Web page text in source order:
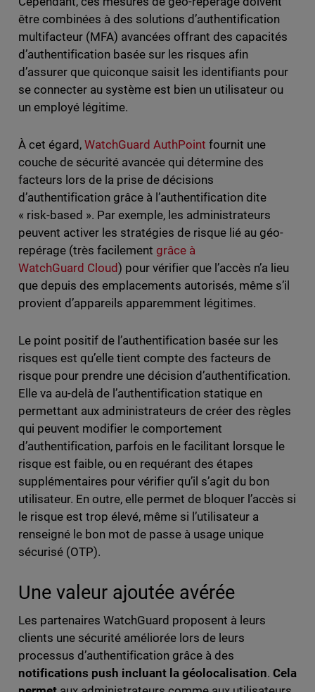
être combinées à des solutions d’authentification
multifacteur (MFA) avancées offrant des capacités
d’authentification basée sur les risques afin
d’assurer que quiconque saisit les identifiants pour
se connecter au système est bien un utilisateur ou
un employé légitime.
À cet égard, WatchGuard AuthPoint fournit une
couche de sécurité avancée qui détermine des
facteurs lors de la prise de décisions
d’authentification grâce à l’authentification dite
« risk-based ». Par exemple, les administrateurs
peuvent activer les stratégies de risque lié au géo-
repérage (très facilement grâce à
WatchGuard Cloud) pour vérifier que l’accès n’a lieu
que depuis des emplacements autorisés, même s’il
provient d’appareils apparemment légitimes.
Le point positif de l’authentification basée sur les
risques est qu’elle tient compte des facteurs de
risque pour prendre une décision d’authentification.
Elle va au-delà de l’authentification statique en
permettant aux administrateurs de créer des règles
qui peuvent modifier le comportement
d’authentification, parfois en le facilitant lorsque le
risque est faible, ou en requérant des étapes
supplémentaires pour vérifier qu’il s’agit du bon
utilisateur. En outre, elle permet de bloquer l’accès si
le risque est trop élevé, même si l’utilisateur a
renseigné le bon mot de passe à usage unique
sécurisé (OTP).
Une valeur ajoutée avérée
Les partenaires WatchGuard proposent à leurs
clients une sécurité améliorée lors de leurs
processus d’authentification grâce à des
notifications push incluant la géolocalisation. Cela